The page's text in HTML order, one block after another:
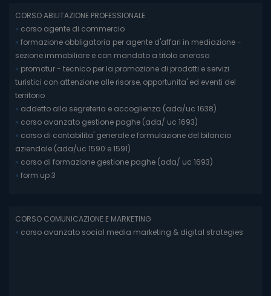
CORSO ABILITAZIONE PROFESSIONALE
» corso agente di commercio
» formazione obbligatoria per agente d'affari in mediazione -
sezione immobiliare e con mandato a titolo oneroso
» promotur - tecnico per la promozione di prodotti e servizi
turistici con attenzione alle risorse, opportunita' ed eventi del
territorio
» addetto alla segreteria e accoglienza (ada/uc 1638)
» corso avanzato gestione paghe (ada/ uc 1693)
» corso di contabilita' generale e formulazione del bilancio
aziendale (ada/uc 1590 e 1591)
» corso di formazione gestione paghe (ada/ uc 1693)
» form up 3
CORSO COMUNICAZIONE E MARKETING
» corso avanzato social media marketing & digital strategies